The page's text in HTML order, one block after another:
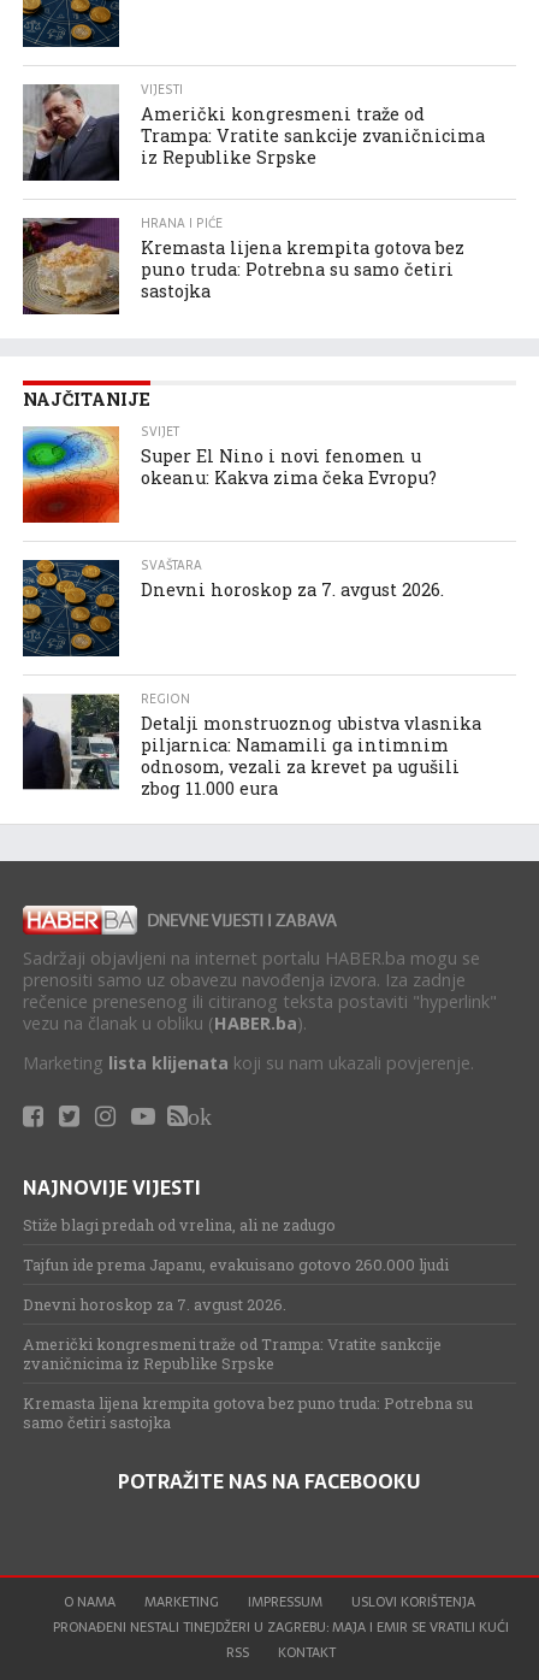
VIJESTI
Američki kongresmeni traže od
Trampa: Vratite sankcije zvaničnicima
iz Republike Srpske
HRANA I PIĆE
Kremasta lijena krempita gotova bez
puno truda: Potrebna su samo četiri
sastojka
NAJČITANIJE
SVIJET
Super El Nino i novi fenomen u
okeanu: Kakva zima čeka Evropu?
SVAŠTARA
Dnevni horoskop za 7. avgust 2026.
REGION
Detalji monstruoznog ubistva vlasnika
piljarnica: Namamili ga intimnim
odnosom, vezali za krevet pa ugušili
zbog 11.000 eura
Sadržaji objavljeni na internet portalu HABER.ba mogu se
prenositi samo uz obavezu navođenja izvora. Iza zadnje
rečenice prenesenog ili citiranog teksta postaviti "hyperlink"
vezu na članak u obliku (HABER.ba).
Marketing lista klijenata koji su nam ukazali povjerenje.
ok
NAJNOVIJE VIJESTI
Stiže blagi predah od vrelina, ali ne zadugo
Tajfun ide prema Japanu, evakuisano gotovo 260.000 ljudi
Dnevni horoskop za 7. avgust 2026.
Američki kongresmeni traže od Trampa: Vratite sankcije
zvaničnicima iz Republike Srpske
Kremasta lijena krempita gotova bez puno truda: Potrebna su
samo četiri sastojka
POTRAŽITE NAS NA FACEBOOKU
O NAMA MARKETING IMPRESSUM
USLOVI KORIŠTENJA
PRONAĐENI NESTALI TINEJDŽERI U ZAGREBU: MAJA I EMIR SE VRATILI KUĆI
RSS
KONTAKT